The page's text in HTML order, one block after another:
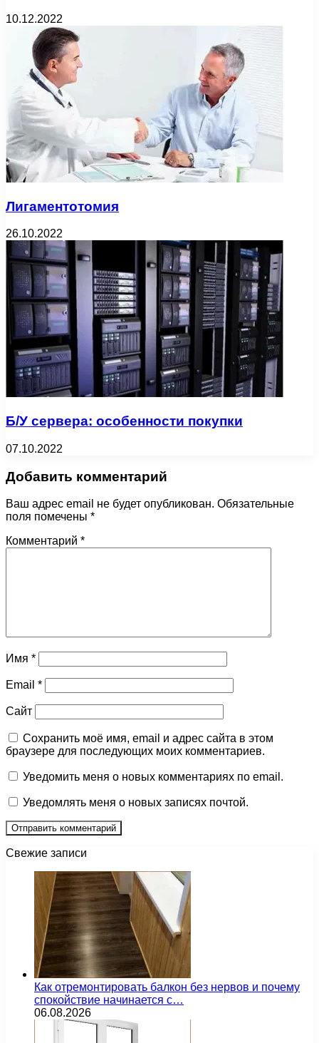
10.12.2022
Лигаментотомия
26.10.2022
Б/У сервера: особенности покупки
07.10.2022
Добавить комментарий
Ваш адрес email не будет опубликован. Обязательные
поля помечены *
Комментарий *
Имя *
Email *
Сайт
Сохранить моё имя, email и адрес сайта в этом
браузере для последующих моих комментариев.
Уведомить меня о новых комментариях по email.
Уведомлять меня о новых записях почтой.
Свежие записи
Как отремонтировать балкон без нервов и почему
спокойствие начинается с…
06.08.2026